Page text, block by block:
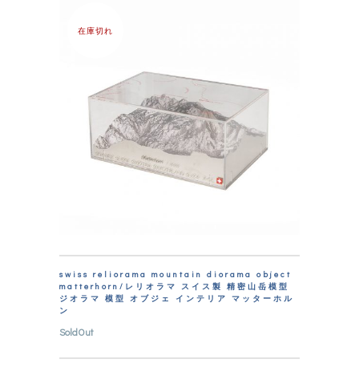
在庫切れ
swiss reliorama mountain diorama object
matterhorn/レリオラマ スイス製 精密山岳模型
ジオラマ 模型 オブジェ インテリア マッターホル
ン
SoldOut